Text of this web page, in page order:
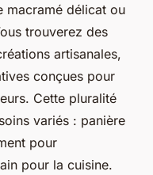
macramé délicat ou
trouverez des
artisanales,
conçues pour
Cette pluralité
variés : panière
pour
pour la cuisine.